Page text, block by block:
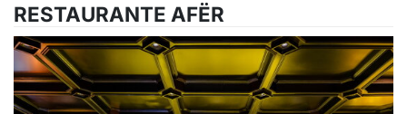
RESTAURANTE AFËR